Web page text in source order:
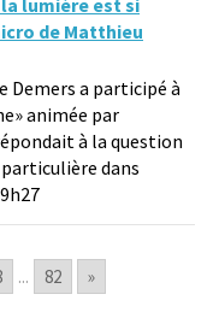
lumière est si
de Matthieu
Demers a participé à
animée par
à la question
dans
... 82 »